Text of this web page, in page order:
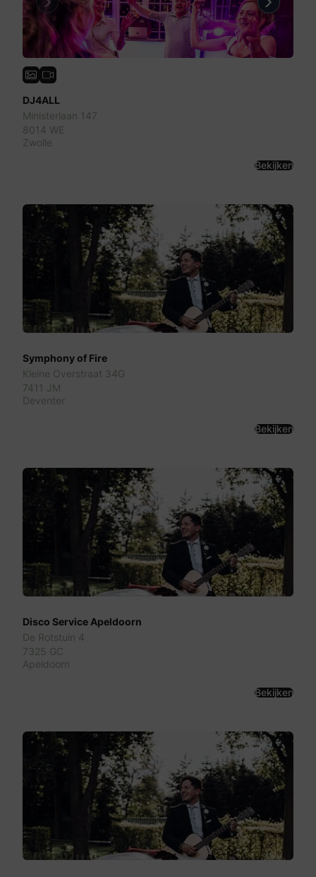
Previous Next
DJ4ALL
Ministerlaan 147
8014 WE
Zwolle
Bekijken
Symphony of Fire
Kleine Overstraat 34G
7411 JM
Deventer
Bekijken
Disco Service Apeldoorn
De Rotstuin 4
7325 GC
Apeldoorn
Bekijken